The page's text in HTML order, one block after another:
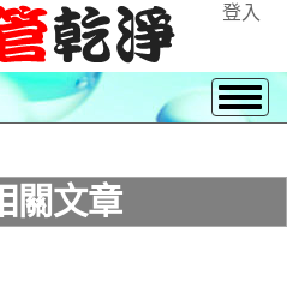
登入
關文章